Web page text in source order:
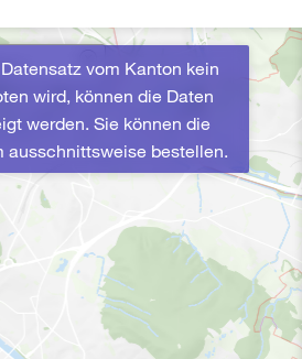
vom Kanton kein
wird, können die Daten
werden. Sie können die
ausschnittsweise bestellen.